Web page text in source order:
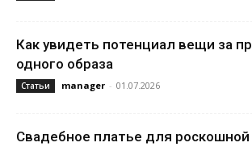
Как увидеть потенциал вещи за
одного образа
Статьи manager - 01.07.2026
Свадебное платье для